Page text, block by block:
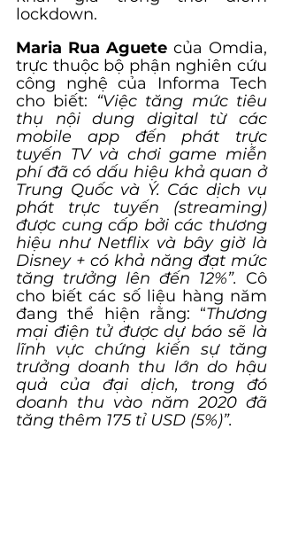
lockdown.
Maria Rua Aguete của Omdia,
trực thuộc bộ phận nghiên cứu
công nghệ của Informa Tech
cho biết: “Việc tăng mức tiêu
thụ nội dung digital từ các
mobile app đến phát trực
tuyến TV và chơi game miễn
phí đã có dấu hiệu khả quan ở
Trung Quốc và Ý. Các dịch vụ
phát trực tuyến (streaming)
được cung cấp bởi các thương
hiệu như Netflix và bây giờ là
Disney + có khả năng đạt mức
tăng trưởng lên đến 12%”. Cô
cho biết các số liệu hàng năm
đang thể hiện rằng: “Thương
mại điện tử được dự báo sẽ là
lĩnh vực chứng kiến ​​sự tăng
trưởng doanh thu lớn do hậu
quả của đại dịch, trong đó
doanh thu vào năm 2020 đã
tăng thêm 175 tỉ USD (5%)”.